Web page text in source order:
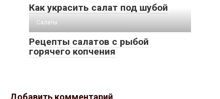
Как украсить салат под шубой
Салаты
Рецепты салатов с рыбой
горячего копчения
Добавить комментарий